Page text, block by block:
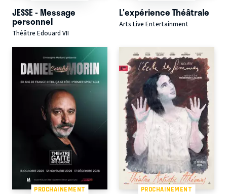
JESSE - Message
personnel
Théâtre Edouard VII
L'expérience Théâtrale
Arts Live Entertainment
PROCHAINEMENT PROCHAINEMENT